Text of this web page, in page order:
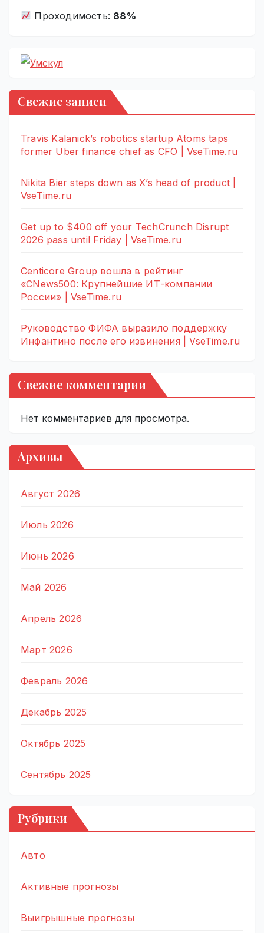
Проходимость: 88%
Свежие записи
Travis Kalanick’s robotics startup Atoms taps
former Uber finance chief as CFO | VseTime.ru
Nikita Bier steps down as X’s head of product |
VseTime.ru
Get up to $400 off your TechCrunch Disrupt
2026 pass until Friday | VseTime.ru
Centicore Group вошла в рейтинг
«CNews500: Крупнейшие ИТ-компании
России» | VseTime.ru
Руководство ФИФА выразило поддержку
Инфантино после его извинения | VseTime.ru
Свежие комментарии
Нет комментариев для просмотра.
Архивы
Август 2026
Июль 2026
Июнь 2026
Май 2026
Апрель 2026
Март 2026
Февраль 2026
Декабрь 2025
Октябрь 2025
Сентябрь 2025
Рубрики
Авто
Активные прогнозы
Выигрышные прогнозы